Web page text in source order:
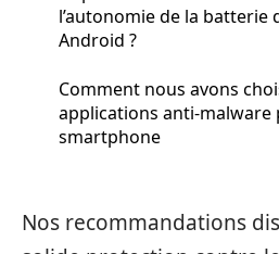
l’autonomie de la batterie
Android ?
Comment nous avons
applications anti-malware
smartphone
Nos recommandations